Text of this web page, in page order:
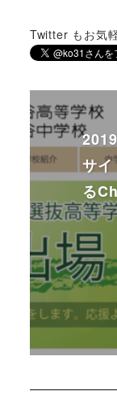
Twitter もお気
サ
る